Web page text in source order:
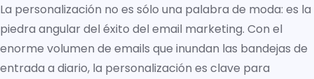
La personalización no es sólo una palabra de moda: es la
piedra angular del éxito del email marketing. Con el
enorme volumen de emails que inundan las bandejas de
entrada a diario, la personalización es clave para